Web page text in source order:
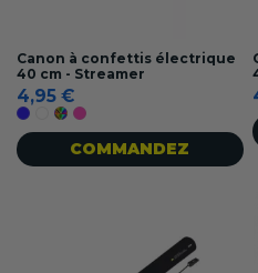
Canon à confettis électrique
40 cm - Streamer
4,95 €
Bleu Blanc
Multicolore
Rose
COMMANDEZ